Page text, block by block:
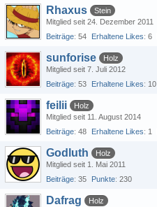
Rhaxus
Stein
Mitglied seit 24. Dezember 2011
Beiträge 54 Erhaltene Likes 6
sunforise
Holz
Mitglied seit 7. Juli 2012
Beiträge 53 Erhaltene Likes 10
feilii
Holz
Mitglied seit 11. August 2014
Beiträge 48 Erhaltene Likes 1
Godluth
Holz
Mitglied seit 1. Mai 2011
Beiträge 35 Punkte 230
Dafrag
Holz